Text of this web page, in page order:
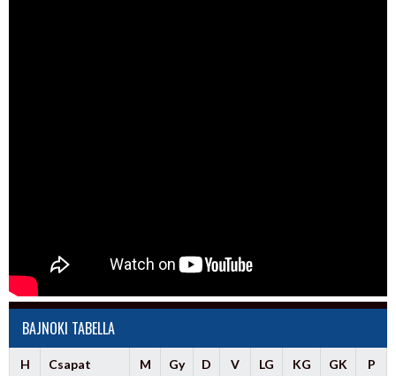
BAJNOKI TABELLA
H Csapat M Gy D V LG KG GK P